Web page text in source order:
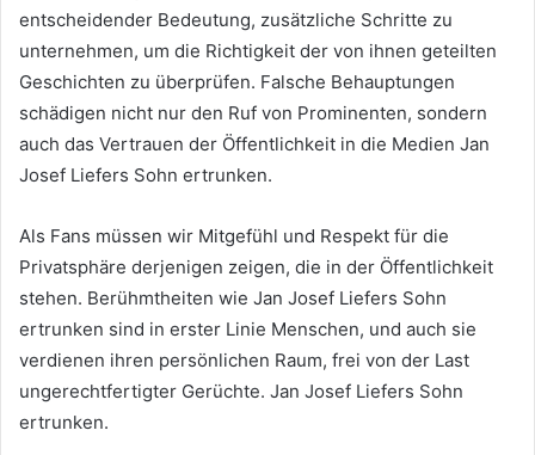
entscheidender Bedeutung, zusätzliche Schritte zu
unternehmen, um die Richtigkeit der von ihnen geteilten
Geschichten zu überprüfen. Falsche Behauptungen
schädigen nicht nur den Ruf von Prominenten, sondern
auch das Vertrauen der Öffentlichkeit in die Medien Jan
Josef Liefers Sohn ertrunken.
Als Fans müssen wir Mitgefühl und Respekt für die
Privatsphäre derjenigen zeigen, die in der Öffentlichkeit
stehen. Berühmtheiten wie Jan Josef Liefers Sohn
ertrunken sind in erster Linie Menschen, und auch sie
verdienen ihren persönlichen Raum, frei von der Last
ungerechtfertigter Gerüchte. Jan Josef Liefers Sohn
ertrunken.